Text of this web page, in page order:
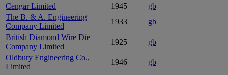
Cengar Limited
1945
gb
The B. & A. Engineering
Company Limited
1933
gb
British Diamond Wire Die
Company Limited
1925
gb
Oldbury Engineering Co.,
Limited
1946 gb